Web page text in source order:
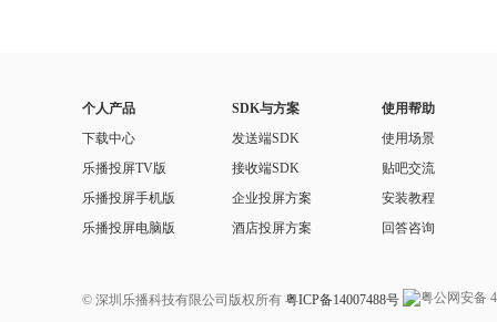
个人产品
下载中心
乐播投屏TV版
乐播投屏手机版
乐播投屏电脑版
SDK与方案
发送端SDK
接收端SDK
企业投屏方案
酒店投屏方案
使用帮助
使用场景
贴吧交流
安装教程
回答咨询
© 深圳乐播科技有限公司版权所有 粤ICP备14007488号